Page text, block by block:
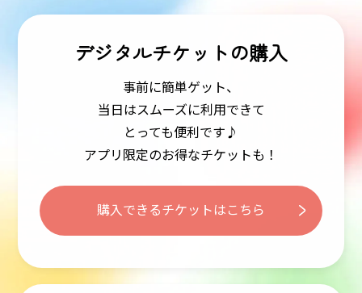
デジタルチケットの購入
事前に簡単ゲット、
当日はスムーズに利用できて
とっても便利です♪
アプリ限定のお得なチケットも！
購入できるチケットはこちら